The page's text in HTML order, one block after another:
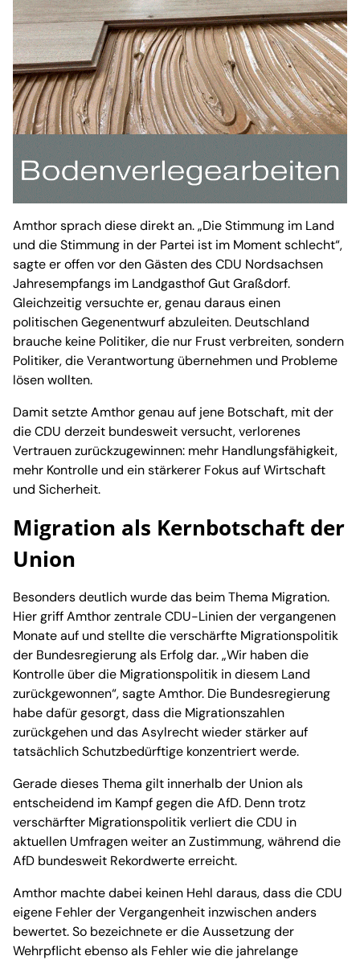
Amthor sprach diese direkt an. „Die Stimmung im Land
und die Stimmung in der Partei ist im Moment schlecht“,
sagte er offen vor den Gästen des CDU Nordsachsen
Jahresempfangs im Landgasthof Gut Graßdorf.
Gleichzeitig versuchte er, genau daraus einen
politischen Gegenentwurf abzuleiten. Deutschland
brauche keine Politiker, die nur Frust verbreiten, sondern
Politiker, die Verantwortung übernehmen und Probleme
lösen wollten.
Damit setzte Amthor genau auf jene Botschaft, mit der
die CDU derzeit bundesweit versucht, verlorenes
Vertrauen zurückzugewinnen: mehr Handlungsfähigkeit,
mehr Kontrolle und ein stärkerer Fokus auf Wirtschaft
und Sicherheit.
Migration als Kernbotschaft der
Union
Besonders deutlich wurde das beim Thema Migration.
Hier griff Amthor zentrale CDU-Linien der vergangenen
Monate auf und stellte die verschärfte Migrationspolitik
der Bundesregierung als Erfolg dar. „Wir haben die
Kontrolle über die Migrationspolitik in diesem Land
zurückgewonnen“, sagte Amthor. Die Bundesregierung
habe dafür gesorgt, dass die Migrationszahlen
zurückgehen und das Asylrecht wieder stärker auf
tatsächlich Schutzbedürftige konzentriert werde.
Gerade dieses Thema gilt innerhalb der Union als
entscheidend im Kampf gegen die AfD. Denn trotz
verschärfter Migrationspolitik verliert die CDU in
aktuellen Umfragen weiter an Zustimmung, während die
AfD bundesweit Rekordwerte erreicht.
Amthor machte dabei keinen Hehl daraus, dass die CDU
eigene Fehler der Vergangenheit inzwischen anders
bewertet. So bezeichnete er die Aussetzung der
Wehrpflicht ebenso als Fehler wie die jahrelange